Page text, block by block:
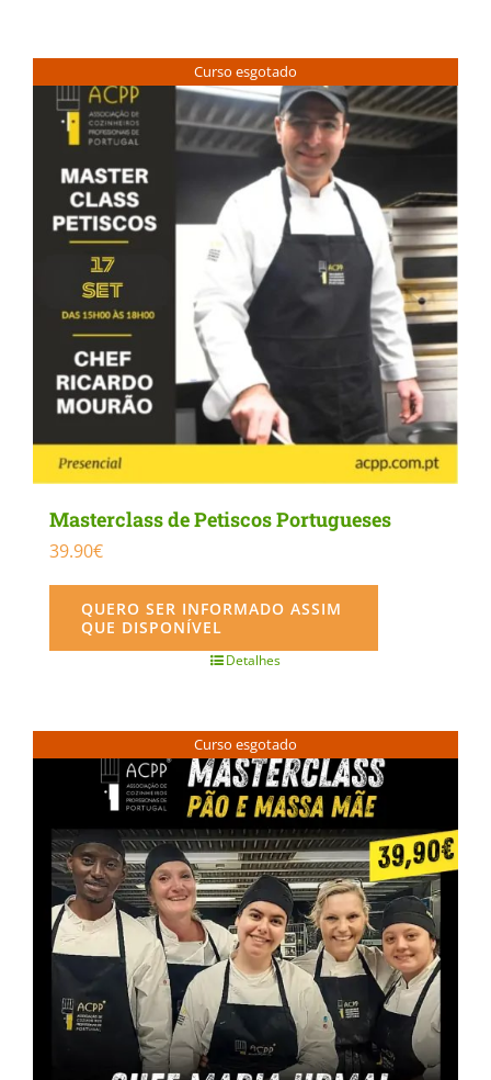
Curso esgotado
Masterclass de Petiscos Portugueses
39.90€
QUERO SER INFORMADO ASSIM
QUE DISPONÍVEL
Detalhes
Curso esgotado